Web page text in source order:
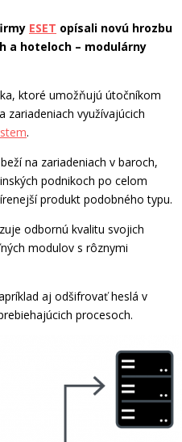
ESET opísali novú hrozbu
a hoteloch – modulárny
ktoré umožňujú útočníkom
zariadeniach využívajúcich
.
na zariadeniach v baroch,
podnikoch po celom
produkt podobného typu.
odbornú kvalitu svojich
modulov s rôznymi
aj odšifrovať heslá v
procesoch.